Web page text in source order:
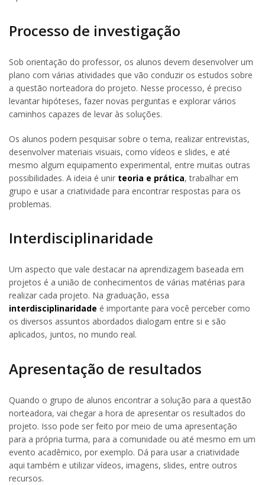
Processo de investigação
Sob orientação do professor, os alunos devem desenvolver um
plano com várias atividades que vão conduzir os estudos sobre
a questão norteadora do projeto. Nesse processo, é preciso
levantar hipóteses, fazer novas perguntas e explorar vários
caminhos capazes de levar às soluções.
Os alunos podem pesquisar sobre o tema, realizar entrevistas,
desenvolver materiais visuais, como vídeos e slides, e até
mesmo algum equipamento experimental, entre muitas outras
possibilidades. A ideia é unir teoria e prática, trabalhar em
grupo e usar a criatividade para encontrar respostas para os
problemas.
Interdisciplinaridade
Um aspecto que vale destacar na aprendizagem baseada em
projetos é a união de conhecimentos de várias matérias para
realizar cada projeto. Na graduação, essa
interdisciplinaridade é importante para você perceber como
os diversos assuntos abordados dialogam entre si e são
aplicados, juntos, no mundo real.
Apresentação de resultados
Quando o grupo de alunos encontrar a solução para a questão
norteadora, vai chegar a hora de apresentar os resultados do
projeto. Isso pode ser feito por meio de uma apresentação
para a própria turma, para a comunidade ou até mesmo em um
evento acadêmico, por exemplo. Dá para usar a criatividade
aqui também e utilizar vídeos, imagens, slides, entre outros
recursos.